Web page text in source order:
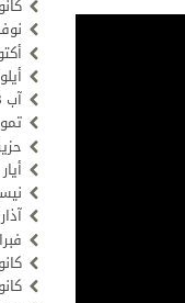
أيلول
آب 2023
تموز
أيار 2023
آذار 2023